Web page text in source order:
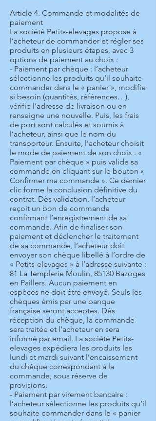
Article 4. Commande et modalités de
paiement
La société Petits-elevages propose à
l’acheteur de commander et régler ses
produits en plusieurs étapes, avec 3
options de paiement au choix :
- Paiement par chèque : l’acheteur
sélectionne les produits qu’il souhaite
commander dans le « panier », modifie
si besoin (quantités, références…),
vérifie l’adresse de livraison ou en
renseigne une nouvelle. Puis, les frais
de port sont calculés et soumis à
l’acheteur, ainsi que le nom du
transporteur. Ensuite, l’acheteur choisit
le mode de paiement de son choix : «
Paiement par chèque » puis valide sa
commande en cliquant sur le bouton «
Confirmer ma commande ». Ce dernier
clic forme la conclusion définitive du
contrat. Dès validation, l’acheteur
reçoit un bon de commande
confirmant l’enregistrement de sa
commande. Afin de finaliser son
paiement et déclencher le traitement
de sa commande, l’acheteur doit
envoyer son chèque libellé à l’ordre de
« Petits-elevages » à l’adresse suivante :
81 La Templerie Moulin, 85130 Bazoges
en Paillers. Aucun paiement en
espèces ne doit être envoyé. Seuls les
chèques émis par une banque
française seront acceptés. Dès
réception du chèque, la commande
sera traitée et l’acheteur en sera
informé par email. La société Petits-
elevages expédiera les produits les
lundi et mardi suivant l’encaissement
du chèque correspondant à la
commande, sous réserve de
provisions.
- Paiement par virement bancaire :
l’acheteur sélectionne les produits qu’il
souhaite commander dans le « panier